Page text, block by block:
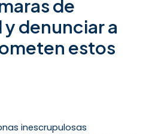
de
denunciar a
estos
inescrupulosas